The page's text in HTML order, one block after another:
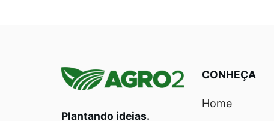
Plantando ideias.
CONHEÇA
Home